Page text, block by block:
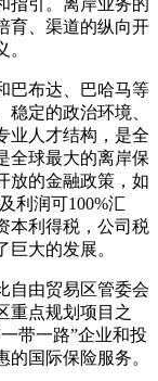
育、渠道的纵向开
巴布达、巴哈马等
定的政治环境、
业人才结构，是全
全球最大的离岸保
放的金融政策，如
利润可100%汇
本利得税，公司税
大的发展。
自由贸易区管委会
重点规划项目之
带一路”企业和投
国际保险服务。